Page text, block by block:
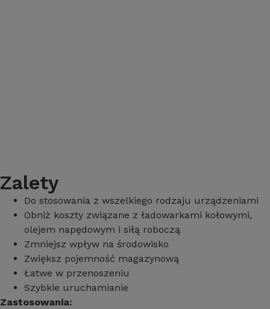
Zalety
Do stosowania z wszelkiego rodzaju urządzeniami
Obniż koszty związane z ładowarkami kołowymi,
olejem napędowym i siłą roboczą
Zmniejsz wpływ na środowisko
Zwiększ pojemność magazynową
Łatwe w przenoszeniu
Szybkie uruchamianie
Zastosowania: